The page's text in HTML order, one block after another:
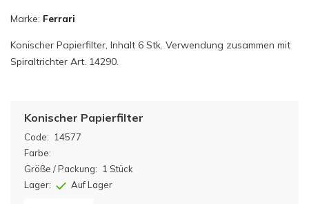
Marke: Ferrari
Konischer Papierfilter, Inhalt 6 Stk. Verwendung zusammen mit
Spiraltrichter Art. 14290.
Code: 14577
Konischer Papierfilter
Farbe:
Größe / Packung: 1 Stück
Lager:
Auf Lager